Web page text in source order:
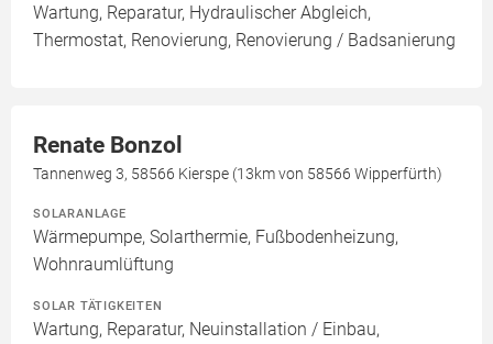
Wartung, Reparatur, Hydraulischer Abgleich,
Thermostat, Renovierung, Renovierung / Badsanierung
Renate Bonzol
Tannenweg 3, 58566 Kierspe (13km von 58566 Wipperfürth)
SOLARANLAGE
Wärmepumpe, Solarthermie, Fußbodenheizung,
Wohnraumlüftung
SOLAR TÄTIGKEITEN
Wartung, Reparatur, Neuinstallation / Einbau,